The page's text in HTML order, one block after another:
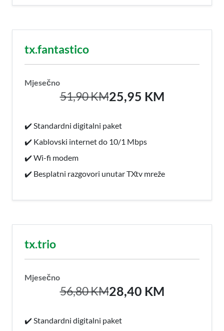
tx.fantastico
Mjesečno
51,90 KM25,95 KM
✔️ Standardni digitalni paket
✔️ Kablovski internet do 10/1 Mbps
✔️ Wi-fi modem
✔️ Besplatni razgovori unutar TXtv mreže
tx.trio
Mjesečno
56,80 KM28,40 KM
✔️ Standardni digitalni paket